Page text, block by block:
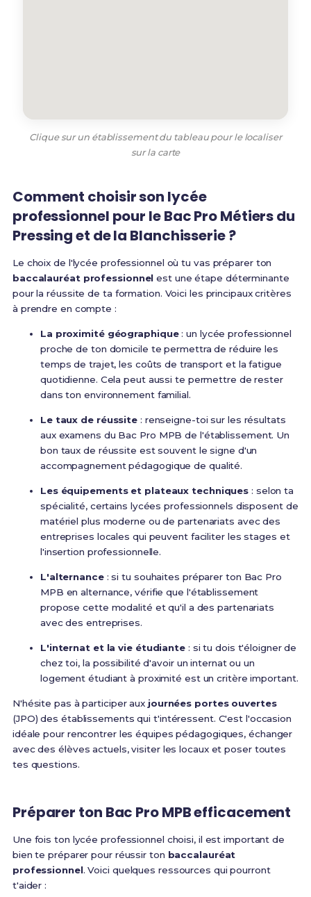
Clique sur un établissement du tableau pour le localiser
sur la carte
Comment choisir son lycée
professionnel pour le Bac Pro Métiers du
Pressing et de la Blanchisserie ?
Le choix de l'lycée professionnel où tu vas préparer ton
baccalauréat professionnel est une étape déterminante
pour la réussite de ta formation. Voici les principaux critères
à prendre en compte :
La proximité géographique: un lycée professionnel
proche de ton domicile te permettra de réduire les
temps de trajet, les coûts de transport et la fatigue
quotidienne. Cela peut aussi te permettre de rester
dans ton environnement familial.
Le taux de réussite : renseigne-toi sur les résultats
aux examens du Bac Pro MPB de l'établissement. Un
bon taux de réussite est souvent le signe d'un
accompagnement pédagogique de qualité.
Les équipements et plateaux techniques : selon ta
spécialité, certains lycées professionnels disposent de
matériel plus moderne ou de partenariats avec des
entreprises locales qui peuvent faciliter les stages et
l'insertion professionnelle.
L'alternance: si tu souhaites préparer ton Bac Pro
MPB en alternance, vérifie que l'établissement
propose cette modalité et qu'il a des partenariats
avec des entreprises.
L'internat et la vie étudiante: si tu dois t'éloigner de
chez toi, la possibilité d'avoir un internat ou un
logement étudiant à proximité est un critère important.
N'hésite pas à participer aux journées portes ouvertes
(JPO) des établissements qui t'intéressent. C'est l'occasion
idéale pour rencontrer les équipes pédagogiques, échanger
avec des élèves actuels, visiter les locaux et poser toutes
tes questions.
Préparer ton Bac Pro MPB efficacement
Une fois ton lycée professionnel choisi, il est important de
bien te préparer pour réussir ton baccalauréat
professionnel. Voici quelques ressources qui pourront
t'aider :